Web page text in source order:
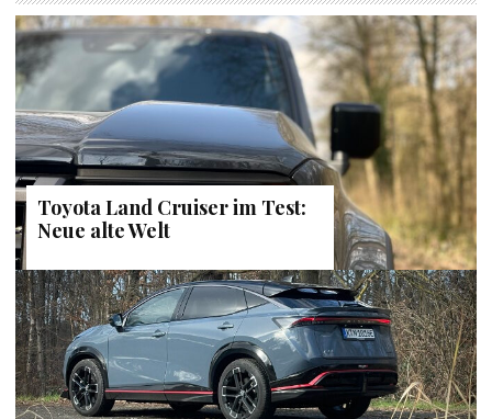
Toyota Land Cruiser im Test:
Neue alte Welt